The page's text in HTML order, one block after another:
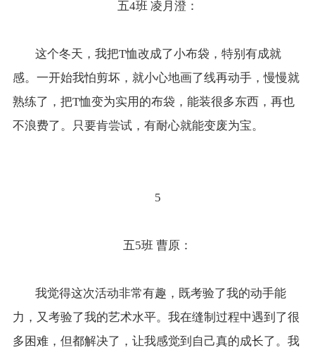
五4班 凌月澄：
这个冬天，我把T恤改成了小布袋，特别有成就
感。一开始我怕剪坏，就小心地画了线再动手，慢慢就
熟练了，把T恤变为实用的布袋，能装很多东西，再也
不浪费了。只要肯尝试，有耐心就能变废为宝。
5
五5班 曹原：
我觉得这次活动非常有趣，既考验了我的动手能
力，又考验了我的艺术水平。我在缝制过程中遇到了很
多困难，但都解决了，让我感觉到自己真的成长了。我